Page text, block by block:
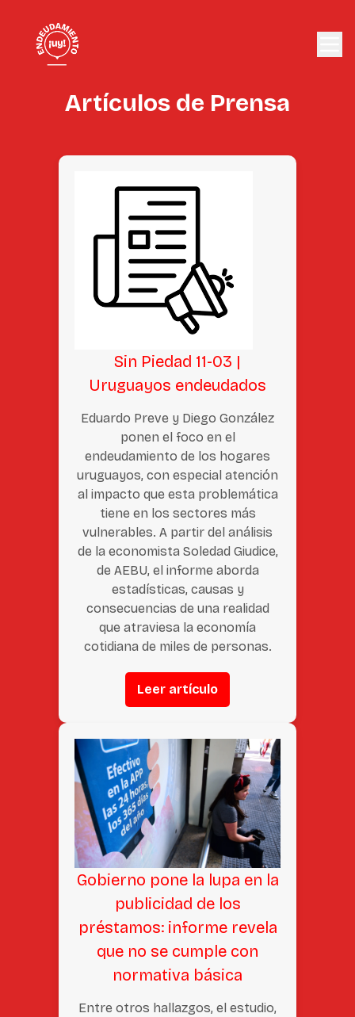
Artículos de Prensa
Sin Piedad 11-03 |
Uruguayos endeudados
Eduardo Preve y Diego González
ponen el foco en el
endeudamiento de los hogares
uruguayos, con especial atención
al impacto que esta problemática
tiene en los sectores más
vulnerables. A partir del análisis
de la economista Soledad Giudice,
de AEBU, el informe aborda
estadísticas, causas y
consecuencias de una realidad
que atraviesa la economía
cotidiana de miles de personas.
Leer artículo
Gobierno pone la lupa en la
publicidad de los
préstamos: informe revela
que no se cumple con
normativa básica
Entre otros hallazgos, el estudio,